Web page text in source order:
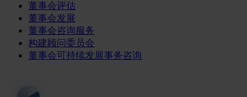
董事会评估
董事会发展
董事会咨询服务
构建顾问委员会
董事会可持续发展事务咨询